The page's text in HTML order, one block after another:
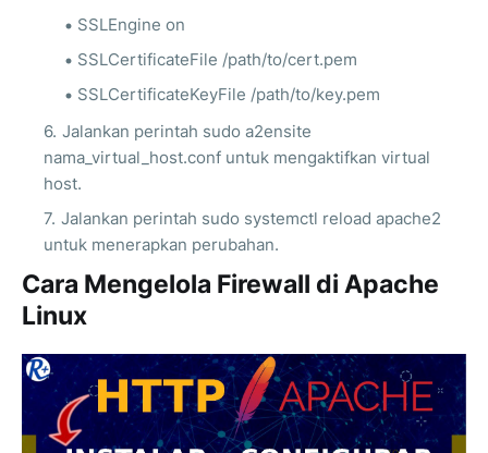
SSLEngine on
SSLCertificateFile /path/to/cert.pem
SSLCertificateKeyFile /path/to/key.pem
Jalankan perintah sudo a2ensite
nama_virtual_host.conf untuk mengaktifkan virtual
host.
Jalankan perintah sudo systemctl reload apache2
untuk menerapkan perubahan.
Cara Mengelola Firewall di Apache
Linux